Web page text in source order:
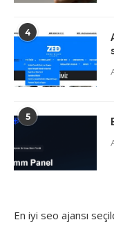
4
5
En iyi seo ajansı